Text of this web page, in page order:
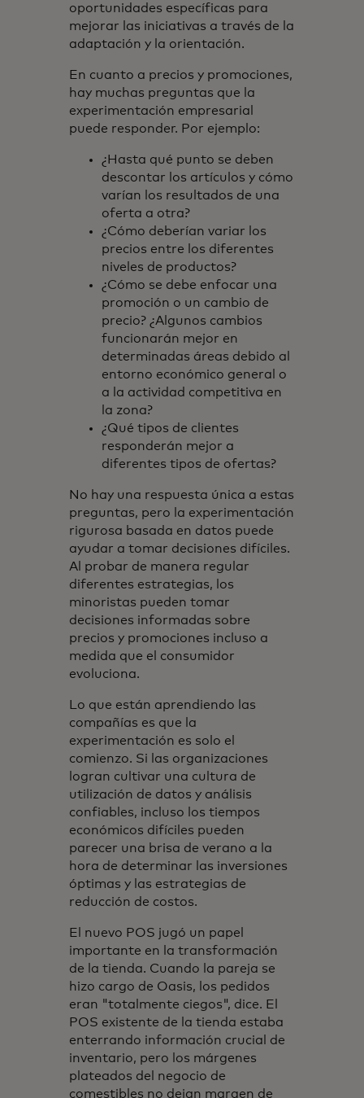
oportunidades específicas para
mejorar las iniciativas a través de la
adaptación y la orientación.
En cuanto a precios y promociones,
hay muchas preguntas que la
experimentación empresarial
puede responder. Por ejemplo:
¿Hasta qué punto se deben
descontar los artículos y cómo
varían los resultados de una
oferta a otra?
¿Cómo deberían variar los
precios entre los diferentes
niveles de productos?
¿Cómo se debe enfocar una
promoción o un cambio de
precio? ¿Algunos cambios
funcionarán mejor en
determinadas áreas debido al
entorno económico general o
a la actividad competitiva en
la zona?
¿Qué tipos de clientes
responderán mejor a
diferentes tipos de ofertas?
No hay una respuesta única a estas
preguntas, pero la experimentación
rigurosa basada en datos puede
ayudar a tomar decisiones difíciles.
Al probar de manera regular
diferentes estrategias, los
minoristas pueden tomar
decisiones informadas sobre
precios y promociones incluso a
medida que el consumidor
evoluciona.
Lo que están aprendiendo las
compañías es que la
experimentación es solo el
comienzo. Si las organizaciones
logran cultivar una cultura de
utilización de datos y análisis
confiables, incluso los tiempos
económicos difíciles pueden
parecer una brisa de verano a la
hora de determinar las inversiones
óptimas y las estrategias de
reducción de costos.
El nuevo POS jugó un papel
importante en la transformación
de la tienda. Cuando la pareja se
hizo cargo de Oasis, los pedidos
eran "totalmente ciegos", dice. El
POS existente de la tienda estaba
enterrando información crucial de
inventario, pero los márgenes
plateados del negocio de
comestibles no dejan margen de